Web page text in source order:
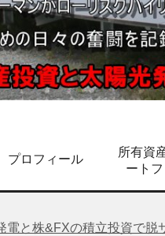
プロフィール
所有資
ート
電と株&FXの積立投資で脱